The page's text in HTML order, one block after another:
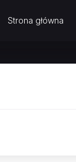
Strona główna